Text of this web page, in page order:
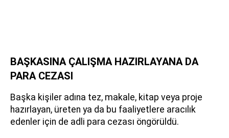
BAŞKASINA ÇALIŞMA HAZIRLAYANA DA
PARA CEZASI
Başka kişiler adına tez, makale, kitap veya proje
hazırlayan, üreten ya da bu faaliyetlere aracılık
edenler için de adli para cezası öngörüldü.